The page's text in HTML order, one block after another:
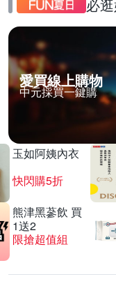
必
愛買線上購物
中元採買一鍵購
玉如阿姨內衣
快閃購5折
熊津黑蔘飲 買
1送2
限搶超值組